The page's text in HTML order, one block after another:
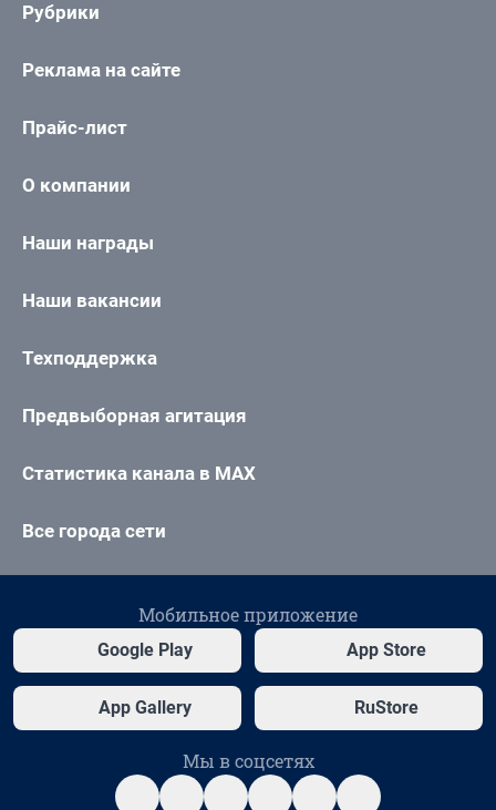
Рубрики
Реклама на сайте
Прайс-лист
О компании
Наши награды
Наши вакансии
Техподдержка
Предвыборная агитация
Статистика канала в MAX
Все города сети
Мобильное приложение
Google Play App Store
App Gallery RuStore
Мы в соцсетях